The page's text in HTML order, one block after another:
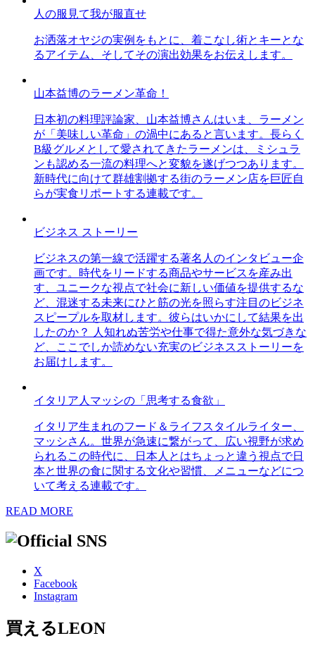
人の服見て我が服直せ
お洒落オヤジの実例をもとに、着こなし術とキーとな
るアイテム、そしてその演出効果をお伝えします。
山本益博のラーメン革命！
日本初の料理評論家、山本益博さんはいま、ラーメン
が「美味しい革命」の渦中にあると言います。長らく
B級グルメとして愛されてきたラーメンは、ミシュラ
ンも認める一流の料理へと変貌を遂げつつあります。
新時代に向けて群雄割拠する街のラーメン店を巨匠自
らが実食リポートする連載です。
ビジネス ストーリー
ビジネスの第一線で活躍する著名人のインタビュー企
画です。時代をリードする商品やサービスを産み出
す、ユニークな視点で社会に新しい価値を提供するな
ど、混迷する未来にひと筋の光を照らす注目のビジネ
スピープルを取材します。彼らはいかにして結果を出
したのか？ 人知れぬ苦労や仕事で得た意外な気づきな
ど、ここでしか読めない充実のビジネスストーリーを
お届けします。
イタリア人マッシの「思考する食欲」
イタリア生まれのフード＆ライフスタイルライター、
マッシさん。世界が急速に繋がって、広い視野が求め
られるこの時代に、日本人とはちょっと違う視点で日
本と世界の食に関する文化や習慣、メニューなどにつ
いて考える連載です。
READ MORE
X
Facebook
Instagram
買えるLEON